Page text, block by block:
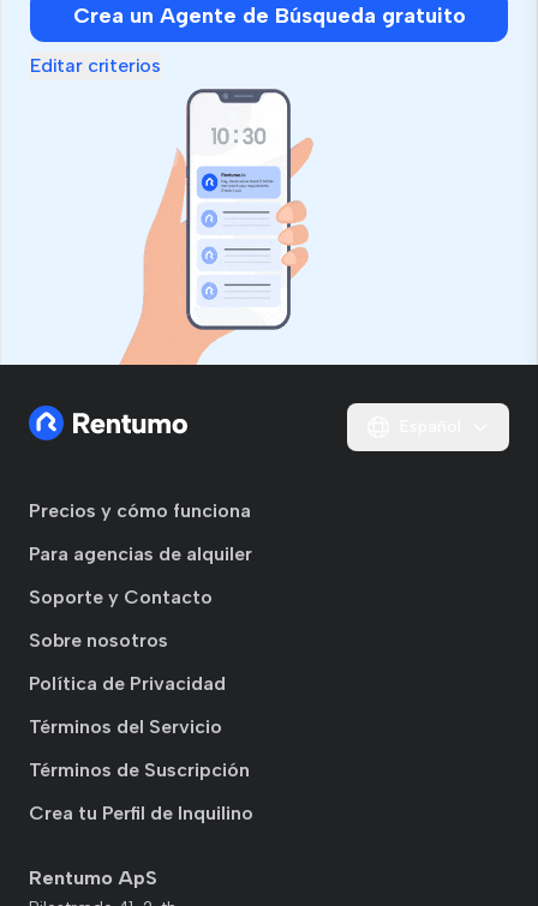
Crea un Agente de Búsqueda gratuito
Editar criterios
Precios y cómo funciona
Para agencias de alquiler
Soporte y Contacto
Sobre nosotros
Política de Privacidad
Términos del Servicio
Términos de Suscripción
Crea tu Perfil de Inquilino
Rentumo ApS